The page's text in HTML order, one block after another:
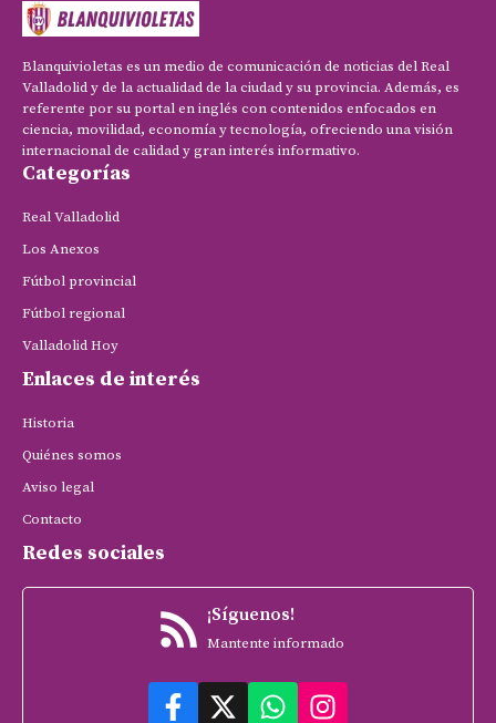
Blanquivioletas es un medio de comunicación de noticias del Real
Valladolid y de la actualidad de la ciudad y su provincia. Además, es
referente por su portal en inglés con contenidos enfocados en
ciencia, movilidad, economía y tecnología, ofreciendo una visión
internacional de calidad y gran interés informativo.
Categorías
Real Valladolid
Los Anexos
Fútbol provincial
Fútbol regional
Valladolid Hoy
Enlaces de interés
Historia
Quiénes somos
Aviso legal
Contacto
Redes sociales
¡Síguenos!
Mantente informado